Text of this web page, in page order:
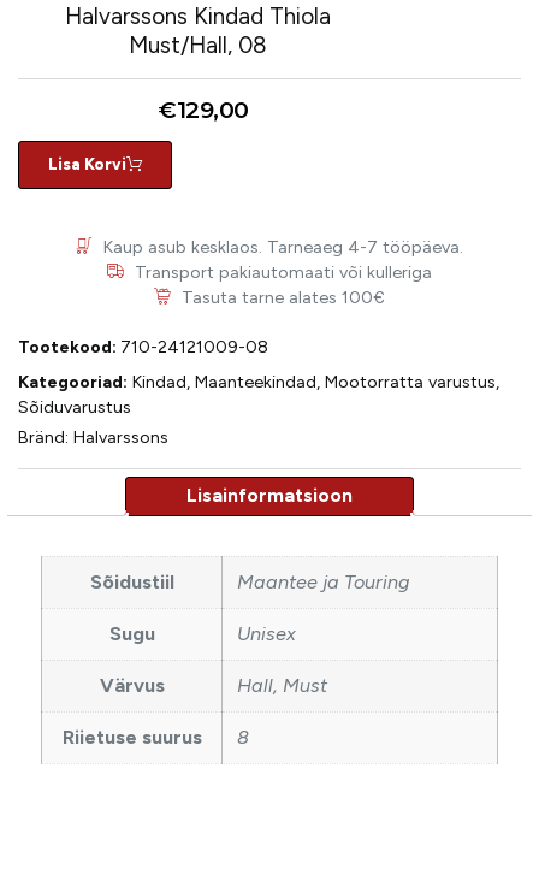
Halvarssons Kindad Thiola
Must/hall, 08
€129,00
Lisa Korvi
Kaup asub kesklaos. Tarneaeg 4-7 tööpäeva.
Transport pakiautomaati või kulleriga
Tasuta tarne alates 100€
Tootekood: 710-24121009-08
Kategooriad: Kindad, Maanteekindad, Mootorratta varustus,
Sõiduvarustus
Bränd: Halvarssons
Sõidustiil Maantee ja Touring
Sugu Unisex
Värvus Hall, Must
Riietuse suurus 8